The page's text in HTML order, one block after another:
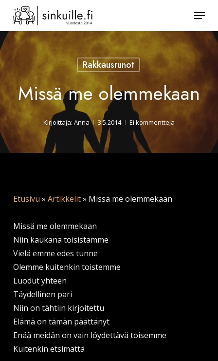
Skip
main
content
Rakkausrunot
Missä me olemmekaan
Kirjoittaja: Anna 3.5.2014 Ei kommentteja
Etusivu » Artikkelit» Missä me olemmekaan
Missä me olemmekaan
Niin kaukana toisistamme
Vielä emme edes tunne
Olemme kuitenkin toistemme
Luodut yhteen
Täydellinen pari
Niin on tähtiin kirjoitettu
Elämä on tämän päättänyt
Enää meidän on vain löydettävä toisemme
Kuitenkin etsimättä
Sulje